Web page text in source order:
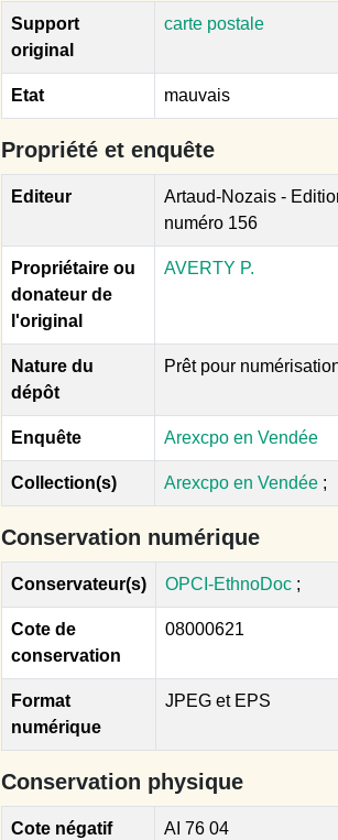
Support
original
carte postale
Etat mauvais
Propriété et enquête
Editeur
Artaud-Nozais -
numéro 156
Propriétaire ou
donateur de
l'original
AVERTY P.
Nature du
dépôt
Prêt pour
Enquête Arexcpo en Vendée
Collection(s) Arexcpo en Vendée ;
Conservation numérique
Conservateur(s) OPCI-EthnoDoc ;
Cote de
conservation
08000621
Format
numérique
JPEG et EPS
Conservation physique
Cote négatif
AI 76 04